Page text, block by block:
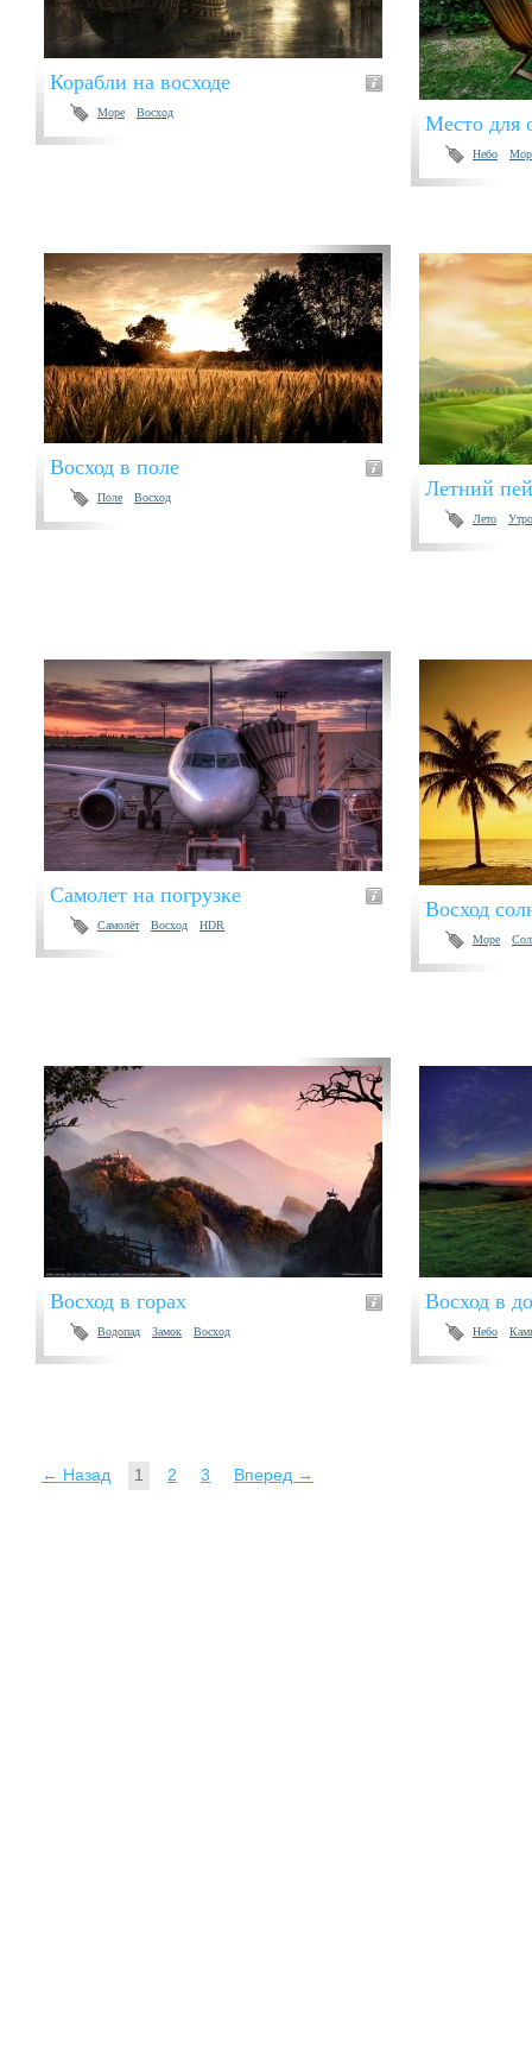
Корабли на восходе
Море Восход Место для
Небо
Восход в поле
Поле Восход Летний
Лето Утро
Самолет на погрузке
Самолёт Восход HDR
Восход
Море
Восход в горах
Водопад Замок Восход
Восход в
Небо
← Назад 1 2 3 Вперед →